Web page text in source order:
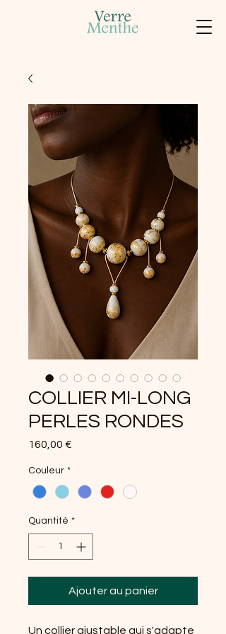
COLLIER MI-LONG
PERLES RONDES
160,00 €
Couleur *
Quantité *
Ajouter au panier
Un collier ajustable qui s'adapte